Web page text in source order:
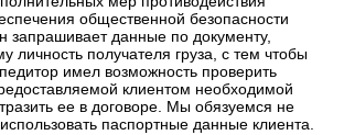
общественной безопасности
запрашивает данные по документу,
личность получателя груза, с тем чтобы
имел возможность проверить
клиентом необходимой
ее в договоре. Мы обязуемся не
паспортные данные клиента.